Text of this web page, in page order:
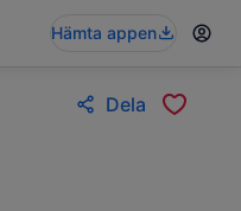
Hämta appen
Dela